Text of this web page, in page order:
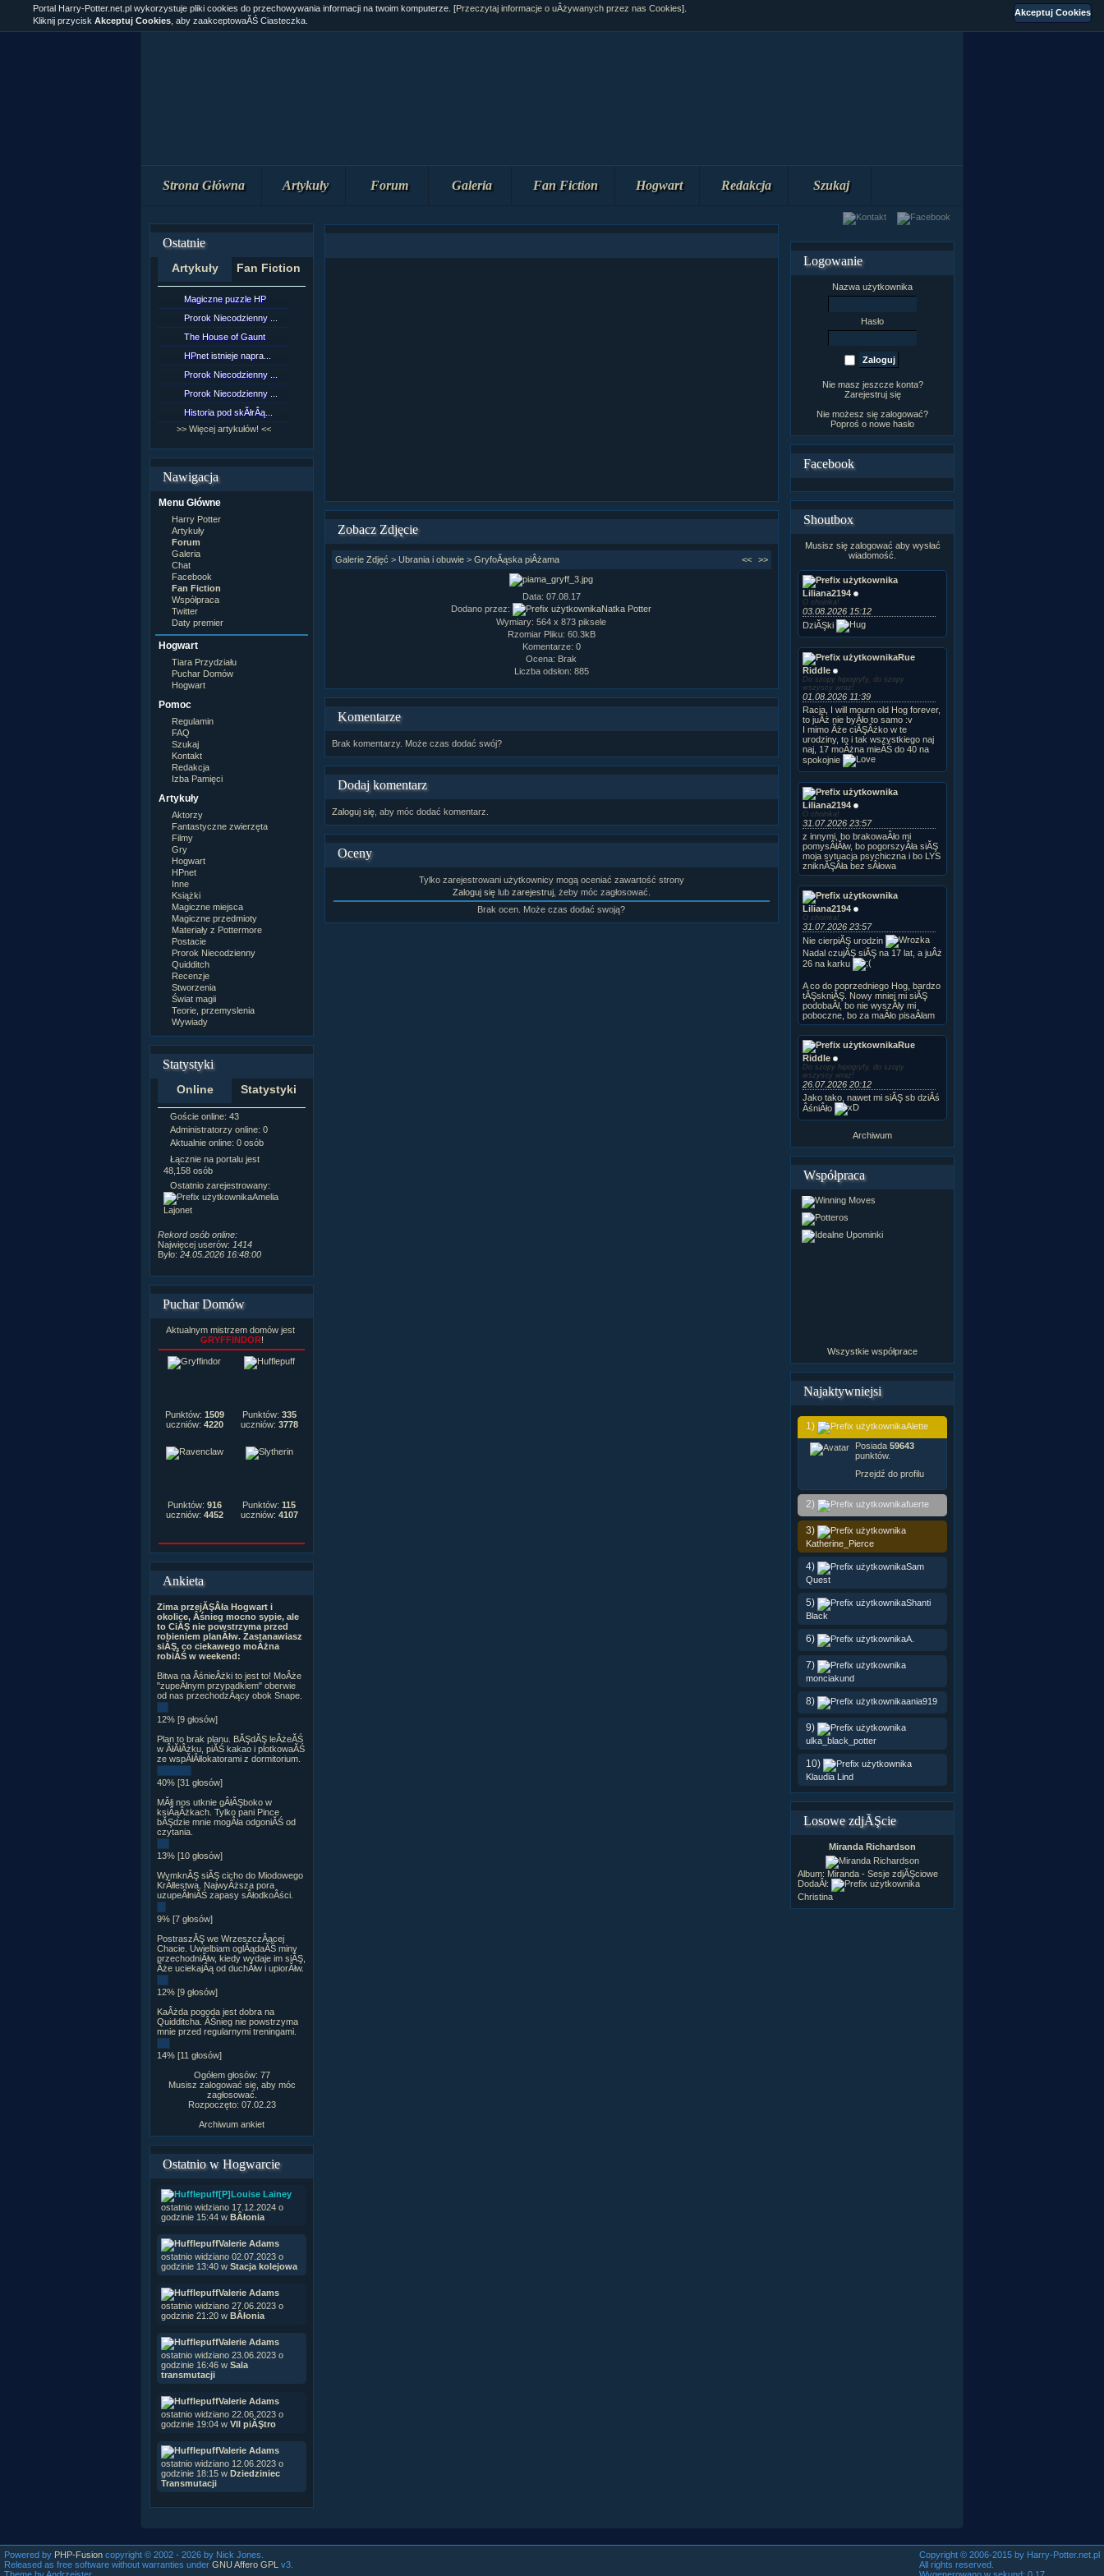
Strona Główna Artykuły Forum Galeria Fan Fiction Hogwart Redakcja Szukaj
Ostatnie
Artykuły Fan Fiction
Magiczne puzzle HP
Prorok Niecodzienny ...
The House of Gaunt
HPnet istnieje napra...
Prorok Niecodzienny ...
Prorok Niecodzienny ...
Historia pod skĂłrÂą...
>> Więcej artykułów! <<
Nawigacja
Menu Główne
Harry Potter
Artykuły
Forum
Galeria
Chat
Facebook
Fan Fiction
Współpraca
Twitter
Daty premier
Hogwart
Tiara Przydziału
Puchar Domów
Hogwart
Pomoc
Regulamin
FAQ
Szukaj
Kontakt
Redakcja
Izba Pamięci
Artykuły
Aktorzy
Fantastyczne zwierzęta
Filmy
Gry
Hogwart
HPnet
Inne
Książki
Magiczne miejsca
Magiczne przedmioty
Materiały z Pottermore
Postacie
Prorok Niecodzienny
Quidditch
Recenzje
Stworzenia
Świat magii
Teorie, przemyslenia
Wywiady
Statystyki
Online Statystyki
Goście online: 43
Administratorzy online: 0
Aktualnie online: 0 osób
Łącznie na portalu jest
48,158 osób
Ostatnio zarejestrowany:
Amelia
Lajonet
Rekord osób online:
Najwięcej userów: 1414
Było: 24.05.2026 16:48:00
Puchar Domów
Aktualnym mistrzem domów jest
GRYFFINDOR!
Punktów: 1509
uczniów: 4220
Punktów: 335
uczniów: 3778
Punktów: 916
uczniów: 4452
Punktów: 115
uczniów: 4107
Ankieta
Zima przejĂŞÂła Hogwart i
okolice, Âśnieg mocno sypie, ale
to CiĂŞ nie powstrzyma przed
robieniem planĂłw. Zastanawiasz
siĂŞ, co ciekawego moÂżna
robiĂŚ w weekend:
Bitwa na ÂśnieÂżki to jest to! MoÂże
"zupeÂłnym przypadkiem" oberwie
od nas przechodzÂący obok Snape.
12% [9 głosów]
Plan to brak planu. BĂŞdĂŞ leÂżeĂŚ
w ÂłĂłÂżku, piĂŚ kakao i plotkowaĂŚ
ze wspĂłÂłlokatorami z dormitorium.
40% [31 głosów]
MĂłj nos utknie gÂłĂŞboko w
ksiÂąÂżkach. Tylko pani Pince
bĂŞdzie mnie mogÂła odgoniĂŚ od
czytania.
13% [10 głosów]
WymknĂŞ siĂŞ cicho do Miodowego
KrĂłlestwa. NajwyÂższa pora
uzupeÂłniĂŚ zapasy sÂłodkoÂści.
9% [7 głosów]
PostraszĂŞ we WrzeszczÂącej
Chacie. Uwielbiam oglÂądaĂŚ miny
przechodniĂłw, kiedy wydaje im siĂŞ,
Âże uciekajÂą od duchĂłw i upiorĂłw.
12% [9 głosów]
KaÂżda pogoda jest dobra na
Quidditcha. ÂŚnieg nie powstrzyma
mnie przed regularnymi treningami.
14% [11 głosów]
Ogółem głosów: 77
Musisz zalogować się, aby móc
zagłosować.
Rozpoczęto: 07.02.23
Archiwum ankiet
Ostatnio w Hogwarcie
[P]Louise Lainey
ostatnio widziano 17.12.2024 o
godzinie 15:44 w BÂłonia
Valerie Adams
ostatnio widziano 02.07.2023 o
godzinie 13:40 w Stacja kolejowa
Valerie Adams
ostatnio widziano 27.06.2023 o
godzinie 21:20 w BÂłonia
Valerie Adams
ostatnio widziano 23.06.2023 o
godzinie 16:46 w Sala
transmutacji
Valerie Adams
ostatnio widziano 22.06.2023 o
godzinie 19:04 w VII piĂŞtro
Valerie Adams
ostatnio widziano 12.06.2023 o
godzinie 18:15 w Dziedziniec
Transmutacji
Portal Harry-Potter.net.pl wykorzystuje pliki cookies do przechowywania informacji na twoim komputerze. [Przeczytaj informacje o uÂżywanych przez nas Cookies].
Kliknij przycisk Akceptuj Cookies , aby zaakceptowaĂŚ Ciasteczka.
Zobacz Zdjęcie
Galerie Zdjęć > Ubrania i obuwie> GryfoĂąska piÂżama << >>
Data: 07.08.17
Dodano przez:
Natka Potter
Wymiary: 564 x 873 piksele
Rzomiar Pliku: 60.3kB
Komentarze: 0
Ocena: Brak
Liczba odsłon: 885
Komentarze
Brak komentarzy. Może czas dodać swój?
Dodaj komentarz
Zaloguj się, aby móc dodać komentarz.
Oceny
Tylko zarejestrowani użytkownicy mogą oceniać zawartość strony
Zaloguj sięlub zarejestruj, żeby móc zagłosować.
Brak ocen. Może czas dodać swoją?
Logowanie
Nazwa użytkownika
Hasło
Nie masz jeszcze konta?
Zarejestruj się
Nie możesz się zalogować?
Poproś o nowe hasło
Facebook
Shoutbox
Musisz się zalogować aby wysłać
wiadomość.
Liliana2194
O choinka!
03.08.2026 15:12
DziĂŞki
Rue
Riddle
Do szopy hipogryfy, do szopy
wszyscy wraz!
01.08.2026 11:39
Racja, I will mourn old Hog forever,
to juÂż nie byÂło to samo :v
I mimo Âże ciĂŞÂżko w te
urodziny, to i tak wszystkiego naj
naj, 17 moÂżna mieĂŚ do 40 na
spokojnie
Liliana2194
O choinka!
31.07.2026 23:57
z innymi, bo brakowaÂło mi
pomysÂłĂłw, bo pogorszyÂła siĂŞ
moja sytuacja psychiczna i bo LYS
zniknĂŞÂła bez sÂłowa
Liliana2194
O choinka!
31.07.2026 23:57
Nie cierpiĂŞ urodzin
Nadal czujĂŞ siĂŞ na 17 lat, a juÂż
26 na karku
A co do poprzedniego Hog, bardzo
tĂŞskniĂŞ. Nowy mniej mi siĂŞ
podobaÂł, bo nie wyszÂły mi
poboczne, bo za maÂło pisaÂłam
Rue
Riddle
Do szopy hipogryfy, do szopy
wszyscy wraz!
26.07.2026 20:12
Jako tako, nawet mi siĂŞ sb dziÂś
ÂśniÂło
Archiwum
Współpraca
Wszystkie współprace
Najaktywniejsi
1)
Alette
Posiada 59643
punktów.
Przejdź do profilu
2) fuerte
3)
Katherine_Pierce
4)
Sam
Quest
5)
Shanti
Black
6) A.
7)
monciakund
8) ania919
9)
ulka_black_potter
10)
Klaudia Lind
Losowe zdjĂŞcie
Miranda Richardson
Album: Miranda - Sesje zdjĂŞciowe
DodaÂł:
Christina
Powered by PHP-Fusion copyright © 2002 - 2026 by Nick Jones.
Released as free software without warranties under GNU Affero GPL
v3.
Copyright © 2006-2015 by Harry-Potter.net.pl
All rights reserved.